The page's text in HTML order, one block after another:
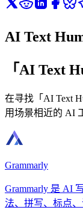
AI Text
「AI Text
在寻找「AI Text
用场景相近的 AI
Grammarly
Grammarly 是 AI
法、拼写、标点、